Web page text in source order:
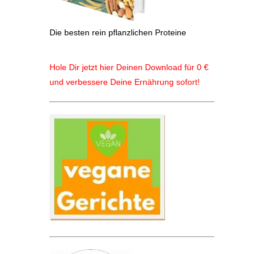
Die besten rein pflanzlichen Proteine
Hole Dir jetzt hier Deinen Download für 0 €
und verbessere Deine Ernährung sofort!